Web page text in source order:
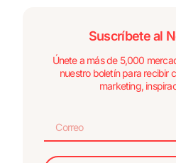
Suscríbete al
Únete a más de 5,000
nuestro boletín para recibir
marketing,